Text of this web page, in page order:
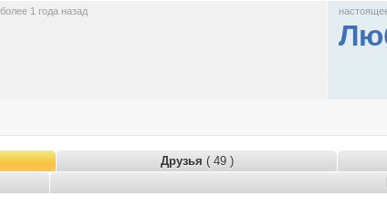
1 года назад
Друзья ( 49 )